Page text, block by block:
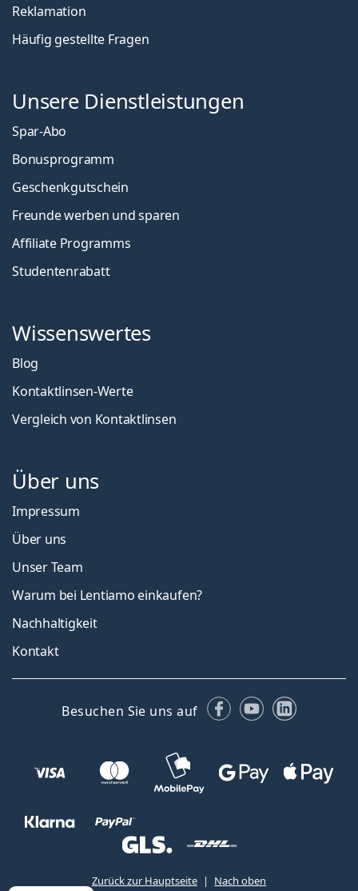
Reklamation
Häufig gestellte Fragen
Unsere Dienstleistungen
Spar-Abo
Bonusprogramm
Geschenkgutschein
Freunde werben und sparen
Affiliate Programms
Studentenrabatt
Wissenswertes
Blog
Kontaktlinsen-Werte
Vergleich von Kontaktlinsen
Über uns
Impressum
Über uns
Unser Team
Warum bei Lentiamo einkaufen?
Nachhaltigkeit
Kontakt
Besuchen Sie uns auf Facebook
YouTubeLinkedIn
Zurück zur Hauptseite Nach oben